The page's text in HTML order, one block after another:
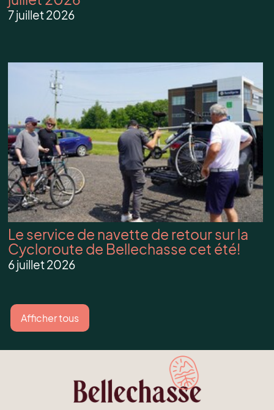
7 juillet 2026
Le service de navette de retour sur la
Cycloroute de Bellechasse cet été!
6 juillet 2026
Afficher tous